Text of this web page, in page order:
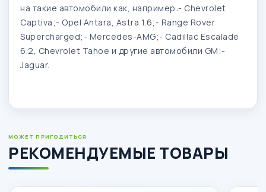
на такие автомобили как, например:- Chevrolet
Captiva;- Opel Antara, Astra 1.6;- Range Rover
Supercharged;- Mercedes-AMG;- Cadillac Escalade
6.2, Chevrolet Tahoe и другие автомобили GM;-
Jaguar.
МОЖЕТ ПРИГОДИТЬСЯ
РЕКОМЕНДУЕМЫЕ ТОВАРЫ